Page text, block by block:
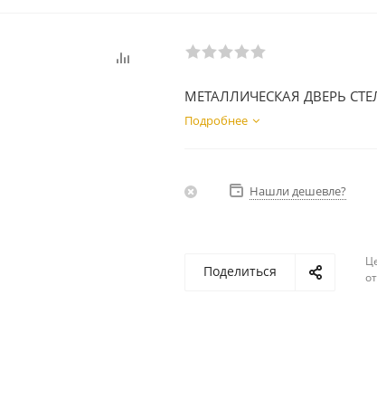
МЕТАЛЛИЧЕСКАЯ ДВЕРЬ
Подробнее
Нашли дешевле?
Поделиться